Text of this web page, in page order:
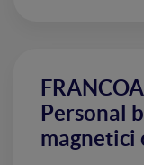
Personal
magnetici